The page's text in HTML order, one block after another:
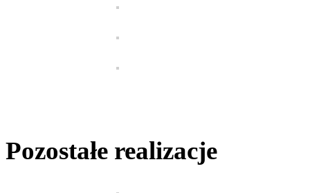
Pozostałe realizacje